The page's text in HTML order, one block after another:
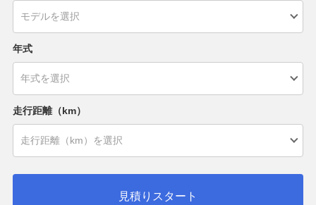
年式
走行距離（km）
見積りスタート